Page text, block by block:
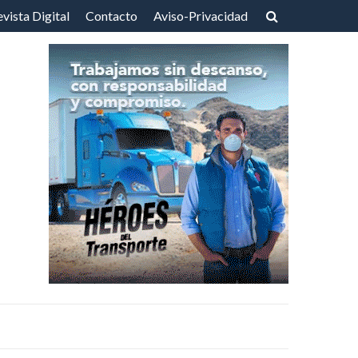
Digital Contacto Aviso-Privacidad